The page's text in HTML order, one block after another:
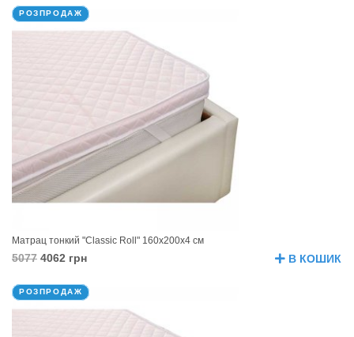
РОЗПРОДАЖ
Матрац тонкий "Classic Roll" 160х200х4 см
5077 4062 грн В КОШИК
РОЗПРОДАЖ